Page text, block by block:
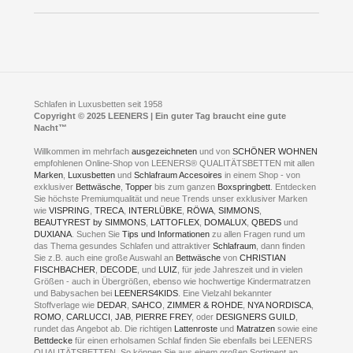
Presse
Jobs
Fotoalbum
Kontakt
Neuer Showroom für unsere Onlineartikel.
Kontakt via:WhatsApp
Kontakt via:eMail
mögliche Zeiten für eine Showroom Terminreservierung
MO und DI geschlossen
MI - FR 11 bis 17 Uhr
SA 11 bis 15 Uhr
ONLINEBERATUNG UND TERMIN-
RESERVIERUNG
Schlafen in Luxusbetten seit 1958
Copyright © 2025 LEENERS | Ein guter Tag braucht eine gute
Nacht™
Willkommen im mehrfachausgezeichnetenund vonSCHÖNER WOHNEN
empfohlenen Online-Shop von LEENERS® QUALITÄTSBETTEN mit allen
Marken Luxusbetten undSchlafraum Accesoires in einem Shop - von
exklusiver Bettwäsche ,Topper bis zum ganzen Boxspringbett . Entdecken
Sie höchste Premiumqualität und neue Trends unser exklusiver Marken
wieVISPRING ,TRECA INTERLÜBKE RÖWA ,SIMMONS
BEAUTYREST by SIMMONS LATTOFLEX DOMALUX ,QBEDS und
DUXIANA . Suchen SieTips und Informationen zu allen Fragen rund um
das Thema gesundes Schlafen und attraktiverSchlafraum , dann finden
Sie z.B. auch eine große Auswahl an Bettwäsche vonCHRISTIAN
FISCHBACHER
DECODE , und LUIZ , für jede Jahreszeit und in vielen
Größen - auch in Übergrößen, ebenso wie hochwertige Kindermatratzen
und Babysachen bei LEENERS4KIDS . Eine Vielzahl bekannter
Stoffverlage wie DEDAR ,SAHCO ,ZIMMER & ROHDE NYA NORDISCA
ROMO ,CARLUCCI ,JAB PIERRE FREY, oder DESIGNERS GUILD
rundet das Angebot ab. Die richtigen Lattenroste und Matratzen sowie eine
Bettdecke für einen erholsamen Schlaf finden Sie ebenfalls bei LEENERS